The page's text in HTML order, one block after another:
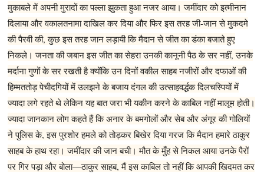
मुकाबले में अपनी मुरादों का पल्ला झुकता हुआ नजर आया। जमींदार को इत्मीनान
दिलाया और वकालतनामा दाखिल कर दिया और फिर इस तरह जी-जान से मुकदमे
की पैरवी की, कुछ इस तरह जान लड़ायी कि मैदान से जीत का डंका बजाते हुए
निकले। जनता की जबान इस जीत का सेहरा उनकी कानूनी पैठ के सर नहीं, उनके
मर्दाना गुणों के सर रखती है क्योंकि उन दिनों वकील साहब नजीरों और दफाओं की
हिम्मततोड़ पेचीदगियों में उलझने के बजाय दंगल की उत्साहवर्द्धक दिलचस्पियों में
ज्यादा लगे रहते थे लेकिन यह बात जरा भी यकीन करने के काबिल नहीं मालूम होती।
ज्यादा जानकान लोग कहते हैं कि अनार के बमगोलों और सेब और अंगूर की गोलियों
ने पुलिस के, इस पुरशोर हमले को तोड़कर बिखेर दिया गरज कि मैदान हमारे ठाकुर
साहब के हाथ रहा। जमींदार की जान बची। मौत के मुँह से निकल आया उनके पैरों
पर गिर पड़ा और बोला—ठाकुर साहब, मैं इस काबिल तो नहीं कि आपकी खिदमत कर